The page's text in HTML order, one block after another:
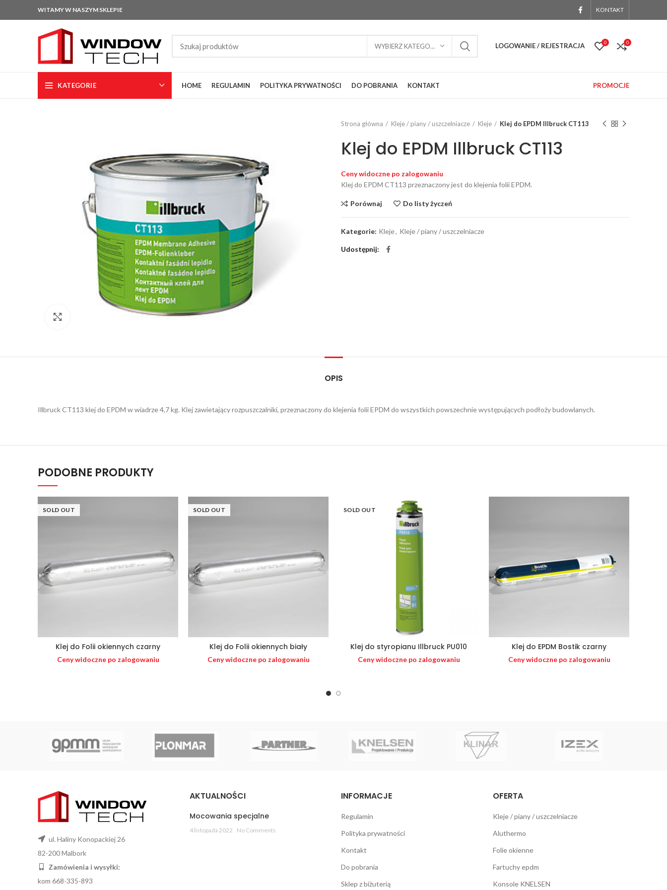
WITAMY W NASZYM SKLEPIE KONTAKT
WYBIERZ KATEGORIĘ LOGOWANIE / REJESTRACJA 0 0
KATEGORIE HOME REGULAMIN POLITYKA PRYWATNOŚCI DO POBRANIA KONTAKT PROMOCJE
Strona główna Kleje / piany / uszczelniacze Kleje Klej do EPDM Illbruck CT113
Klej do EPDM Illbruck CT113
Ceny widoczne po zalogowaniu
Klej do EPDM CT113 przeznaczony jest do klejenia folii EPDM.
Porównaj Do listy życzeń
Kategorie: Kleje, Kleje / piany / uszczelniacze
Udostępnij
OPIS
Illbruck CT113 klej do EPDM w wiadrze 4,7 kg. Klej zawietający rozpuszczalniki, przeznaczony do klejenia folii EPDM do wszystkich powszechnie występujących podłoży budowlanych.
PODOBNE PRODUKTY
SOLD OUT
Klej do Folii okiennych czarny
Ceny widoczne po zalogowaniu
SOLD OUT
Klej do Folii okiennych biały
Ceny widoczne po zalogowaniu
SOLD OUT
Klej do styropianu Illbruck PU010
Ceny widoczne po zalogowaniu
Klej do EPDM Bostik czarny
Ceny widoczne po zalogowaniu
ul. Haliny Konopackiej 26
82-200 Malbork
Zamówienia i wysyłki:
kom 668-335-893
AKTUALNOŚCI
Mocowania specjalne
4 listopada 2022 No Comments
INFORMACJE
Regulamin
Polityka prywatności
Kontakt
Do pobrania
Sklep z biżuterią
OFERTA
Kleje / piany / uszczelniacze
Aluthermo
Folie okienne
Fartuchy epdm
Konsole KNELSEN